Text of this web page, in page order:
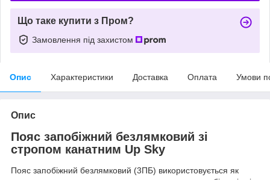
Що таке купити з Пром?
Замовлення під захистом
Опис Характеристики Доставка Оплата Умови
Опис
Пояс запобіжний безлямковий зі
стропом канатним Up Sky
Пояс запобіжний безлямковий (3ПБ) використовується як